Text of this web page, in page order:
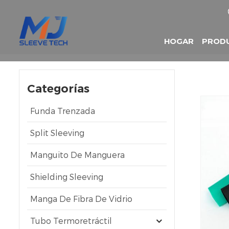
HOGAR
Categorías
Funda Trenzada
Split Sleeving
Manguito De Manguera
Shielding Sleeving
Manga De Fibra De Vidrio
Tubo Termoretráctil